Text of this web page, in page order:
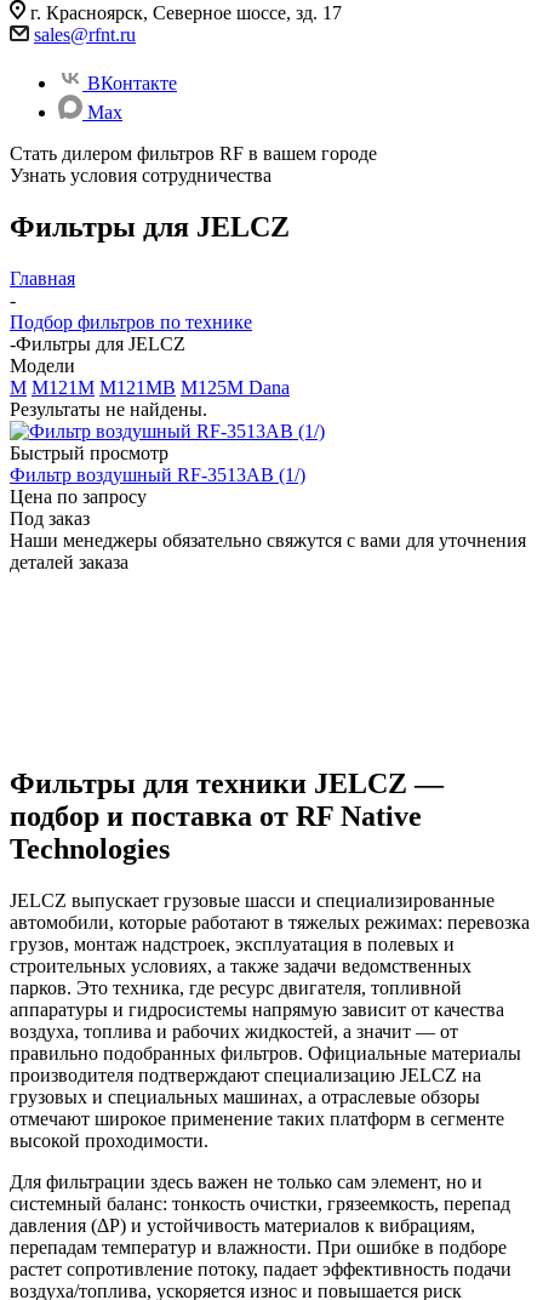
г. Красноярск, Северное шоссе, зд. 17
sales@rfnt.ru
ВКонтакте
Max
Стать дилером фильтров RF в вашем городе
Узнать условия сотрудничества
Фильтры для JELCZ
Главная
-
Подбор фильтров по технике
-Фильтры для JELCZ
Модели
M M121M M121MB M125M Dana
Результаты не найдены.
Быстрый просмотр
Фильтр воздушный RF-3513AB (1/)
Цена по запросу
Под заказ
Наши менеджеры обязательно свяжутся с вами для уточнения
деталей заказа
Фильтры для техники JELCZ —
подбор и поставка от RF Native
Technologies
JELCZ выпускает грузовые шасси и специализированные
автомобили, которые работают в тяжелых режимах: перевозка
грузов, монтаж надстроек, эксплуатация в полевых и
строительных условиях, а также задачи ведомственных
парков. Это техника, где ресурс двигателя, топливной
аппаратуры и гидросистемы напрямую зависит от качества
воздуха, топлива и рабочих жидкостей, а значит — от
правильно подобранных фильтров. Официальные материалы
производителя подтверждают специализацию JELCZ на
грузовых и специальных машинах, а отраслевые обзоры
отмечают широкое применение таких платформ в сегменте
высокой проходимости.
Для фильтрации здесь важен не только сам элемент, но и
системный баланс: тонкость очистки, грязеемкость, перепад
давления (ΔР) и устойчивость материалов к вибрациям,
перепадам температур и влажности. При ошибке в подборе
растет сопротивление потоку, падает эффективность подачи
воздуха/топлива, ускоряется износ и повышается риск